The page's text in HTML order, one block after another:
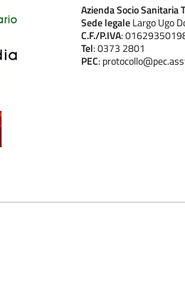
Azienda Socio Sanitaria
Sede legaleLargo Ugo
C.F./P.IVA:
Tel: 0373 2801
PEC: